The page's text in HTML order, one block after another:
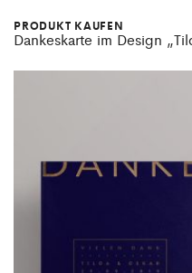
PRODUKT KAUFEN
Dankeskarte im Design